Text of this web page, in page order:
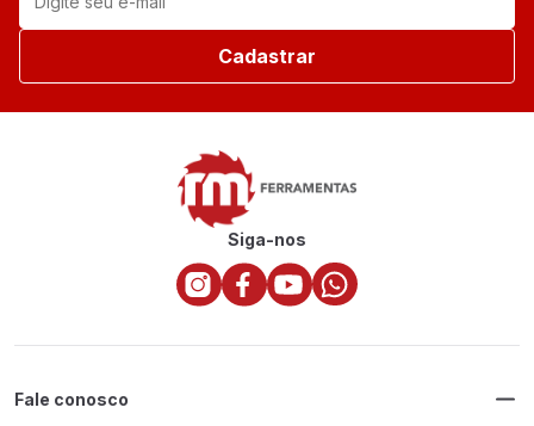
Cadastrar
Siga-nos
Fale conosco